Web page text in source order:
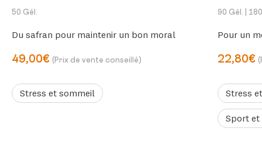
50 Gél.
Du safran pour maintenir un bon moral
49,00€ (Prix de vente conseillé)
Stress et sommeil
90 Gél. |
Pour un
22,80€
Stress
Sport